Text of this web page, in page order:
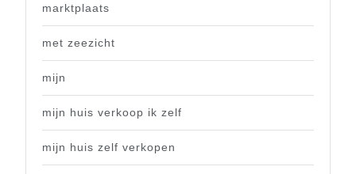
marktplaats
met zeezicht
mijn
mijn huis verkoop ik zelf
mijn huis zelf verkopen